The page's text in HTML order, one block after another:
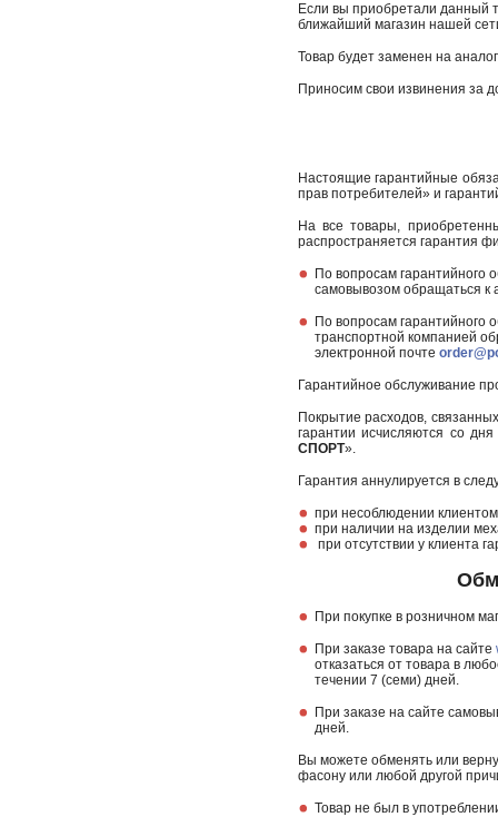
Если вы приобретали данный
ближайший магазин нашей
Товар будет заменен на
Приносим свои извинения за
Настоящие гарантийные
прав потребителей» и
На все товары,
распространяется гарантия
По вопросам гарантийного
самовывозом обращаться к
По вопросам гарантийного
транспортной компанией
электронной почте
Гарантийное обслуживание
Покрытие расходов,
гарантии исчисляются со
СПОРТ».
Гарантия аннулируется в
при несоблюдении
при наличии на изделии
при отсутствии у клиента
При покупке в розничном
При заказе товара на сайте
отказаться от товара в
течении 7 (семи) дней.
При заказе на сайте
дней.
Вы можете обменять или
фасону или любой другой
Товар не был в